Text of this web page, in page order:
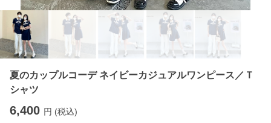
夏のカップルコーデ ネイビーカジュアルワンピース／Ｔ
シャツ
6,400 円 (税込)